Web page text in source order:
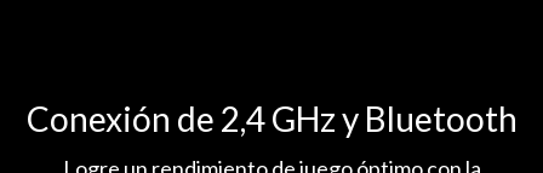
Conexión de 2,4 GHz y Bluetooth